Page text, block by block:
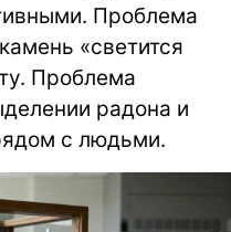
Проблема
«светится
Проблема
радона и
с людьми.